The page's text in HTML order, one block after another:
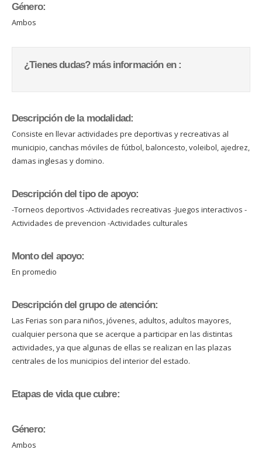
Género:
Ambos
¿Tienes dudas? más información en :
Descripción de la modalidad:
Consiste en llevar actividades pre deportivas y recreativas al
municipio, canchas móviles de fútbol, baloncesto, voleibol, ajedrez,
damas inglesas y domino.
Descripción del tipo de apoyo:
-Torneos deportivos -Actividades recreativas -Juegos interactivos -
Actividades de prevencion -Actividades culturales
Monto del apoyo:
En promedio
Descripción del grupo de atención:
Las Ferias son para niños, jóvenes, adultos, adultos mayores,
cualquier persona que se acerque a participar en las distintas
actividades, ya que algunas de ellas se realizan en las plazas
centrales de los municipios del interior del estado.
Etapas de vida que cubre:
Género:
Ambos